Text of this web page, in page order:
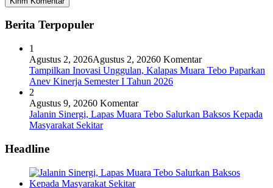
Berita Terpopuler
1
Agustus 2, 2026Agustus 2, 20260 Komentar
Tampilkan Inovasi Unggulan, Kalapas Muara Tebo Paparkan
Anev Kinerja Semester I Tahun 2026
2
Agustus 9, 20260 Komentar
Jalanin Sinergi, Lapas Muara Tebo Salurkan Baksos Kepada
Masyarakat Sekitar
Headline